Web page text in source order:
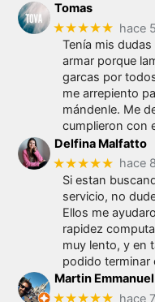
Tomas
★★★★★ hace
Tenía mis
armar porque
garcas por
me arrepiento
mándenle. Me
cumplieron con
Delfina Malfatto
★★★★★ hace
Si estan
servicio, no
Ellos me
rapidez
muy lento, y en
podido terminar
Martin
★★★★★ hace